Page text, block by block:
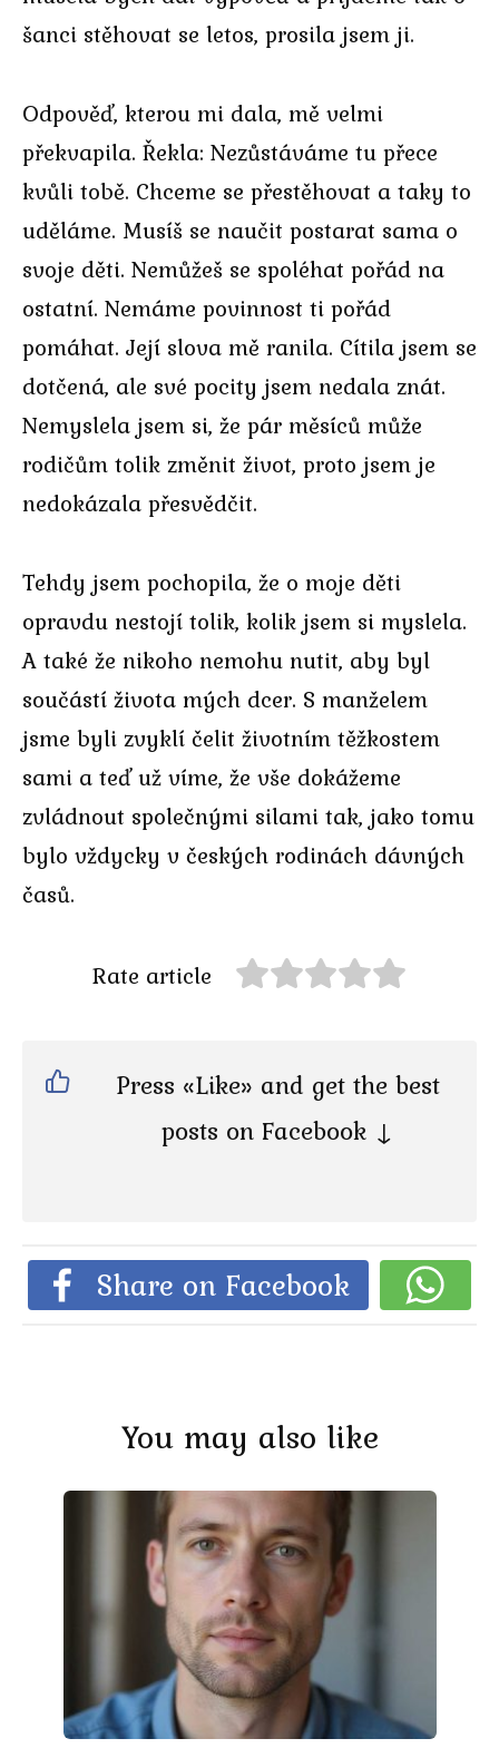
šanci stěhovat se letos, prosila jsem ji.
Odpověď, kterou mi dala, mě velmi
překvapila. Řekla: Nezůstáváme tu přece
kvůli tobě. Chceme se přestěhovat a taky to
uděláme. Musíš se naučit postarat sama o
svoje děti. Nemůžeš se spoléhat pořád na
ostatní. Nemáme povinnost ti pořád
pomáhat. Její slova mě ranila. Cítila jsem se
dotčená, ale své pocity jsem nedala znát.
Nemyslela jsem si, že pár měsíců může
rodičům tolik změnit život, proto jsem je
nedokázala přesvědčit.
Tehdy jsem pochopila, že o moje děti
opravdu nestojí tolik, kolik jsem si myslela.
A také že nikoho nemohu nutit, aby byl
součástí života mých dcer. S manželem
jsme byli zvyklí čelit životním těžkostem
sami a teď už víme, že vše dokážeme
zvládnout společnými silami tak, jako tomu
bylo vždycky v českých rodinách dávných
časů.
Rate article
Press «Like» and get the best
posts on Facebook ↓
Share on Facebook
You may also like